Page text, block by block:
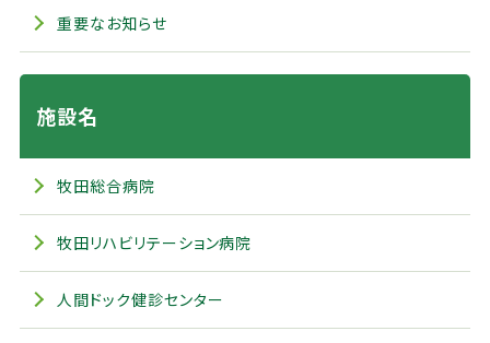
重要なお知らせ
施設名
牧田総合病院
牧田リハビリテーション病院
人間ドック健診センター